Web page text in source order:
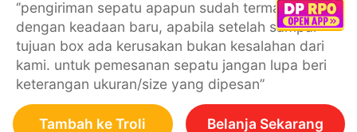
‘’pengiriman sepatu apapun sudah termasuk box
dengan keadaan baru, apabila setelah sampai
tujuan box ada kerusakan bukan kesalahan dari
kami. untuk pemesanan sepatu jangan lupa beri
keterangan ukuran/size yang dipesan’’
Tambah ke Troli Belanja Sekarang